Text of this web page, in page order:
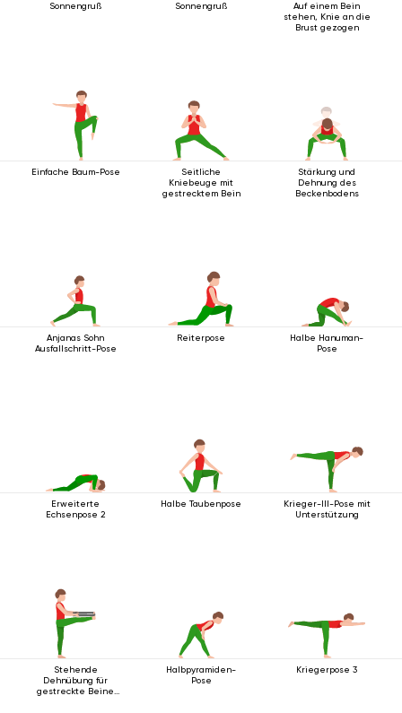
Sonnengruß Sonnengruß
Auf einem Bein
stehen, Knie an die
Brust gezogen
Einfache Baum-Pose
Seitliche
Kniebeuge mit
gestrecktem Bein
Stärkung und
Dehnung des
Beckenbodens
Anjanas Sohn
Ausfallschritt-Pose
Reiterpose
Halbe Hanuman-
Pose
Erweiterte
Echsenpose 2
Halbe Taubenpose
Krieger-III-Pose mit
Unterstützung
Stehende
Dehnübung für
gestreckte Beine
Halbpyramiden-
Pose
Kriegerpose 3